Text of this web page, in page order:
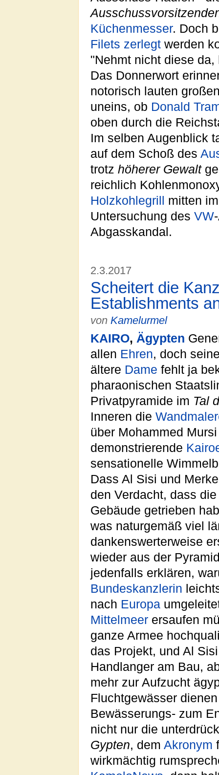
Küchenmesser. Doch
Filets zerlegt werden
"Nehmt nicht diese
Das Donnerwort
notorisch lauten
uneins, ob Donald
oben durch die
Im selben Augenblick
auf dem Schoß des
trotz höherer Gewalt
reichlich
Holzkohlegrill mitten
Untersuchung des VW
Abgasskandal.
2.3.2017
Scheitert die
Establishments
von Kamelurmel
KAIRO, Ägypten
allen Ehren, doch
ältere Dame fehlt ja
pharaonischen
Privatpyramide im Tal
Inneren die
über Mohammed
demonstrierende
sensationelle
Dass Al Sisi und
den Verdacht, dass
Gebäude getrieben
was naturgemäß viel
dankenswerterweise
wieder aus der
jedenfalls erklären,
Bundeskanzlerin
nach Europa
Mittelmeer ersaufen
ganze Armee
das Projekt, und Al
Handlanger am Bau,
mehr zur Aufzucht
Fluchtgewässer
Bewässerungs- zum
nicht nur die
Gypten, dem Akronym
wirkmächtig